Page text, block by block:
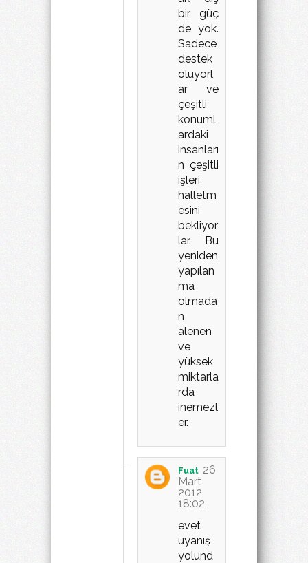
bir güç
de yok.
Sadece
destek
oluyorl
ar ve
çeşitli
konuml
ardaki
insanları
n çeşitli
işleri
halletm
esini
bekliyor
lar. Bu
yeniden
yapılan
ma
olmada
n
alenen
ve
yüksek
miktarla
rda
inemezl
er.
Fuat 26
Mart
2012
18:02
evet
uyanış
yolund